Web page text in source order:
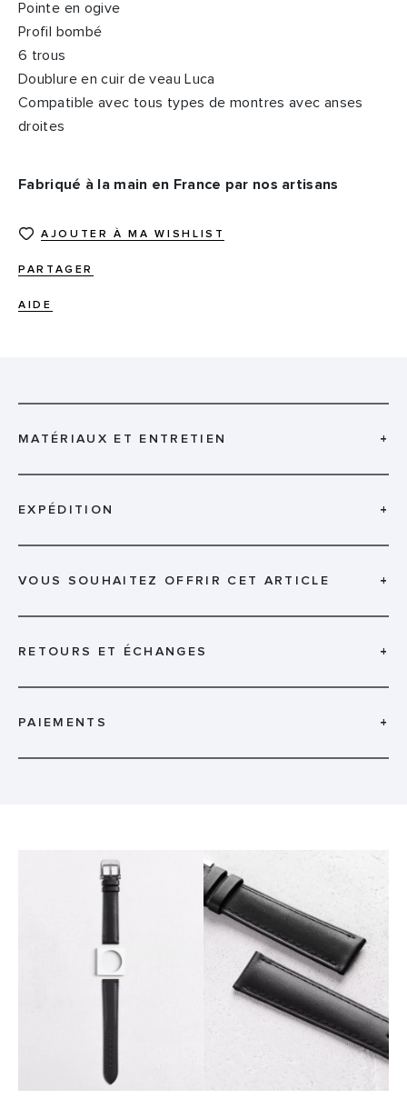
Pointe en ogive
Profil bombé
6 trous
Doublure en cuir de veau Luca
Compatible avec tous types de montres avec anses
droites
Fabriqué à la main en France par nos artisans
AJOUTER À MA WISHLIST
PARTAGER
AIDE
MATÉRIAUX ET ENTRETIEN +
EXPÉDITION +
VOUS SOUHAITEZ OFFRIR CET ARTICLE +
RETOURS ET ÉCHANGES +
PAIEMENTS +